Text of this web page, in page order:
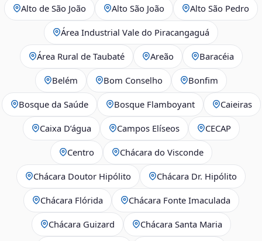
Alto de São João Alto São João Alto São Pedro
Área Industrial Vale do Piracangaguá
Área Rural de Taubaté Areão Baracéia
Belém Bom Conselho Bonfim
Bosque da Saúde Bosque Flamboyant Caieiras
Caixa D’água Campos Elíseos CECAP
Centro Chácara do Visconde
Chácara Doutor Hipólito Chácara Dr. Hipólito
Chácara Flórida Chácara Fonte Imaculada
Chácara Guizard Chácara Santa Maria